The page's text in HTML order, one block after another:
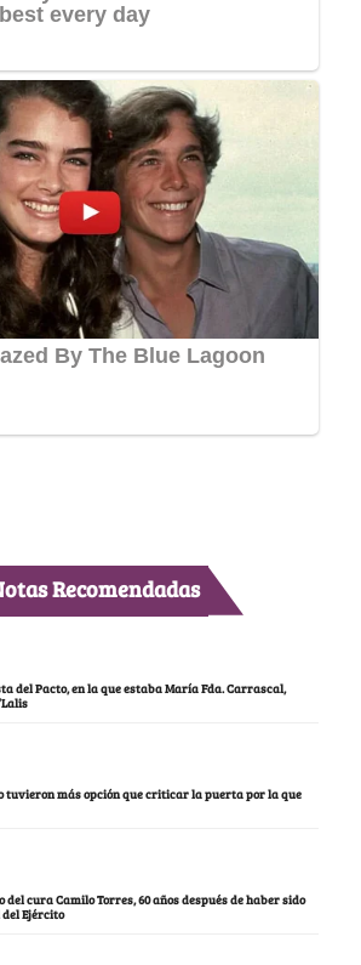
Recomendadas
del Pacto, en la que estaba María Fda. Carrascal,
tuvieron más opción que criticar la puerta por la que
cura Camilo Torres, 60 años después de haber sido
Ejército